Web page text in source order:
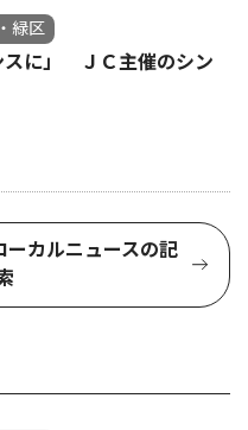
緑区
スに」 ＪＣ主催のシン
ーカルニュースの記